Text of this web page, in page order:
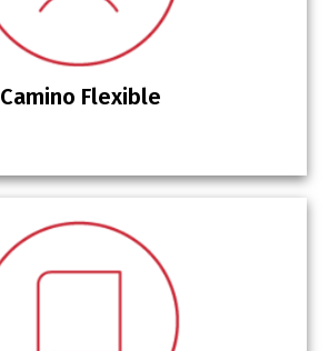
Camino Flexible